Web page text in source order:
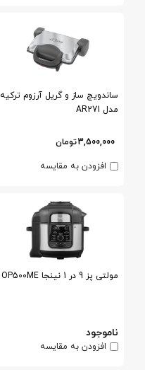
ساندویچ ساز و گریل آرزوم ترکیه
مدل AR271
3,500,000تومان
افزودن به مقایسه
مولتی پز 9 در 1 نینجا OP500ME
ناموجود
افزودن به مقایسه